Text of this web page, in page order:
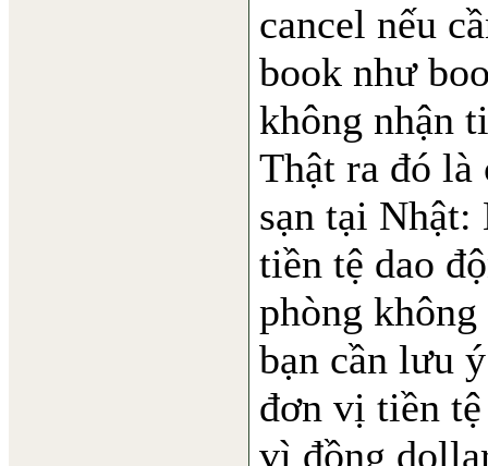
cancel nếu
book như
không nhận
Thật ra đó là
sạn tại
tiền tệ dao
phòng
bạn cần lưu
đơn vị tiền
vì đồng